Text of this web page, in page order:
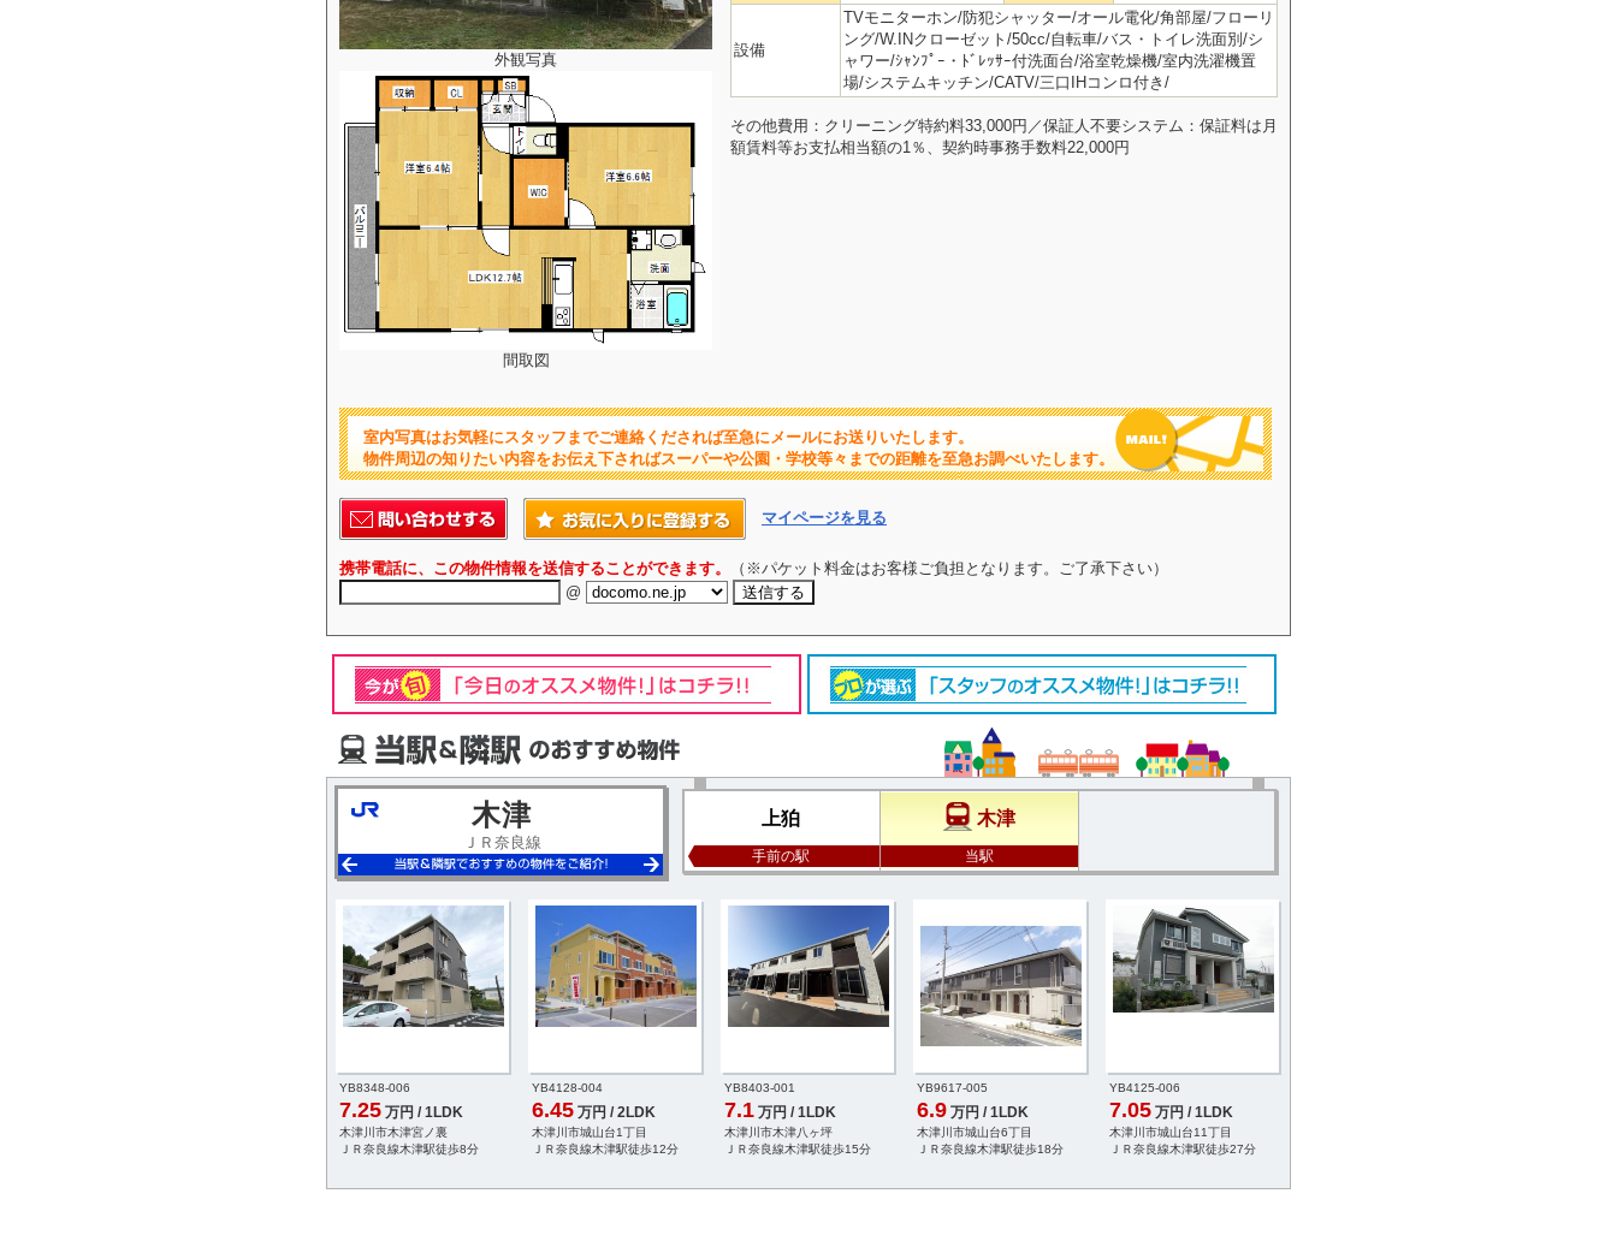
外観写真
間取図
設備
TVモニターホン/防犯シャッター/オール電化/角部屋/フローリ
ング/W.INクローゼット/50cc/自転車/バス・トイレ洗面別/シ
ャワー/ｼｬﾝﾌﾟｰ・ﾄﾞﾚｯｻｰ付洗面台/浴室乾燥機/室内洗濯機置
場/システムキッチン/CATV/三口IHコンロ付き/
その他費用：クリーニング特約料33,000円／保証人不要システム：保証料は月
額賃料等お支払相当額の1％、契約時事務手数料22,000円
室内写真はお気軽にスタッフまでご連絡くだされば至急にメールにお送りいたします。
物件周辺の知りたい内容をお伝え下さればスーパーや公園・学校等々までの距離を至急お調べいたします。
マイページを見る
携帯電話に、この物件情報を送信することができます。
（※パケット料金はお客様ご負担となります。ご了承下さい）
@
木津
ＪＲ奈良線
上狛
手前の駅
木津
当駅
YB8348-006
7.25 万円 / 1LDK
木津川市木津宮ノ裏
ＪＲ奈良線木津駅徒歩8分
YB4128-004
6.45 万円 / 2LDK
木津川市城山台1丁目
ＪＲ奈良線木津駅徒歩12分
YB8403-001
7.1 万円 / 1LDK
木津川市木津八ヶ坪
ＪＲ奈良線木津駅徒歩15分
YB9617-005
6.9 万円 / 1LDK
木津川市城山台6丁目
ＪＲ奈良線木津駅徒歩18分
YB4125-006
7.05 万円 / 1LDK
木津川市城山台11丁目
ＪＲ奈良線木津駅徒歩27分